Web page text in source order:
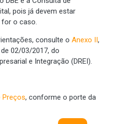
pois já devem estar
for o caso.
consulte o Anexo II ,
02/03/2017, do
e Integração (DREI).
Preços, conforme o porte da